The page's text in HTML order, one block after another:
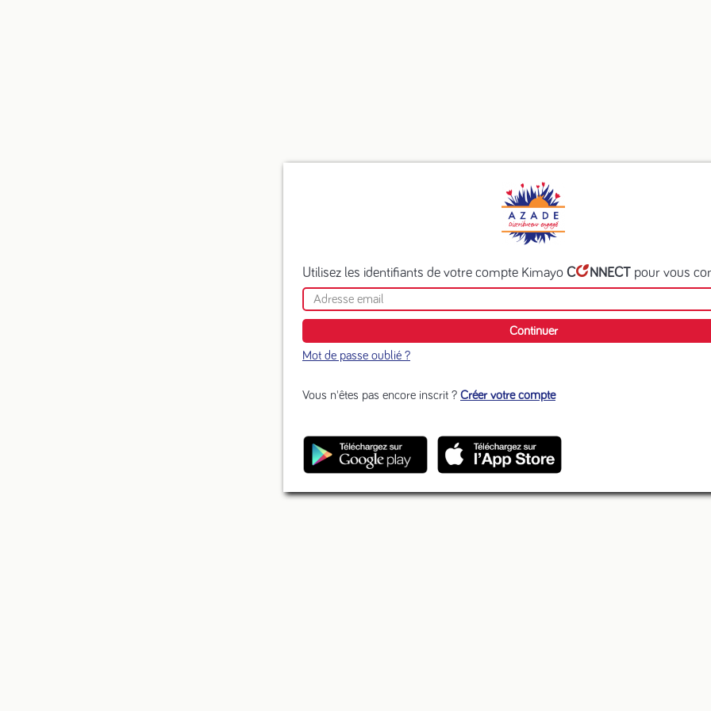
Utilisez les identifiants de votre compte Kimayo C NNECT pour vous
Continuer
Mot de passe oublié ?
Vous n'êtes pas encore inscrit ? Créer votre compte